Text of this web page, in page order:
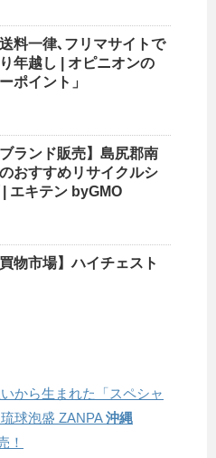
料一律､フリマサイトで
年越し | オピニオンの
ポイント」
ブランド販売】島尻郡南
おすすめリサイクルシ
| エキテン byGMO
買物市場】ハイチェスト
から生まれた「スペシャ
球泡盛 ZANPA沖縄
！